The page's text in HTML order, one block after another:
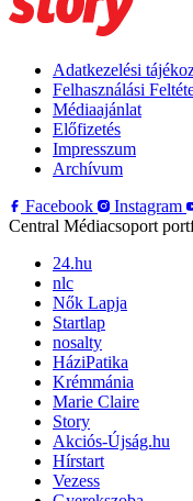
Adatkezelési
Felhasználási
Médiaajánlat
Előfizetés
Impresszum
Archívum
Facebook
Instagram
Central Médiacsoport
24.hu
nlc
Nők Lapja
Startlap
nosalty
HáziPatika
Krémmánia
Marie Claire
Story
Akciós-Újság.hu
Hírstart
Vezess